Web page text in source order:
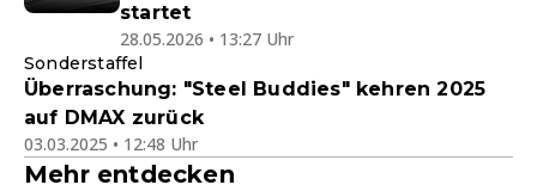
startet
28.05.2026 • 13:27 Uhr
Sonderstaffel
Überraschung: "Steel Buddies" kehren 2025
auf DMAX zurück
03.03.2025 • 12:48 Uhr
Mehr entdecken